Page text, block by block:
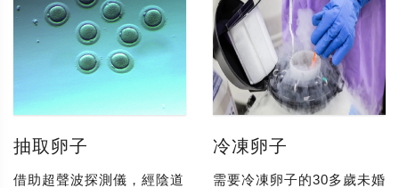
抽取卵子
借助超聲波探測儀，經陰道
冷凍卵子
需要冷凍卵子的30多歲未婚